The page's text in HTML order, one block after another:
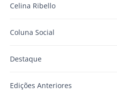
Celina Ribello
Coluna Social
Destaque
Edições Anteriores